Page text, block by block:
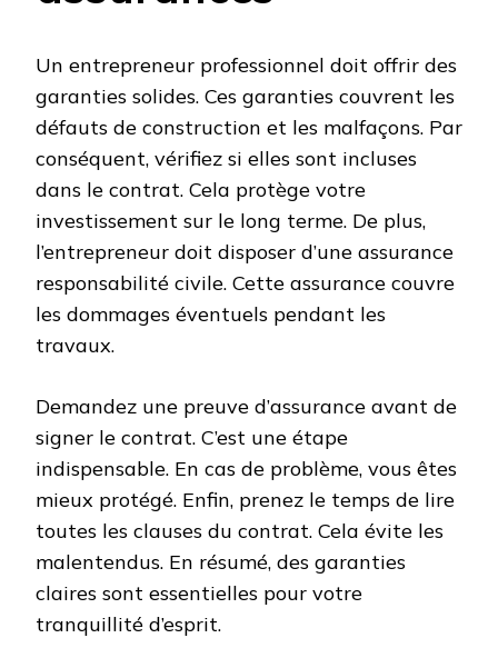
Un entrepreneur professionnel doit offrir des
garanties solides. Ces garanties couvrent les
défauts de construction et les malfaçons. Par
conséquent, vérifiez si elles sont incluses
dans le contrat. Cela protège votre
investissement sur le long terme. De plus,
l’entrepreneur doit disposer d’une assurance
responsabilité civile. Cette assurance couvre
les dommages éventuels pendant les
travaux.
Demandez une preuve d’assurance avant de
signer le contrat. C’est une étape
indispensable. En cas de problème, vous êtes
mieux protégé. Enfin, prenez le temps de lire
toutes les clauses du contrat. Cela évite les
malentendus. En résumé, des garanties
claires sont essentielles pour votre
tranquillité d’esprit.